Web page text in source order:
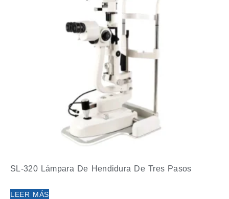
SL-320 Lámpara De Hendidura De Tres Pasos
LEER MÁS